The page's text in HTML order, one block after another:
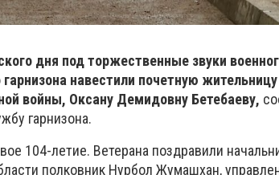
дня под торжественные звуки
навестили почетную
войны, Оксану Демидовну Бетебаеву,
гарнизона.
104-летие. Ветерана поздравили
полковник Нурбол Жумашхан,